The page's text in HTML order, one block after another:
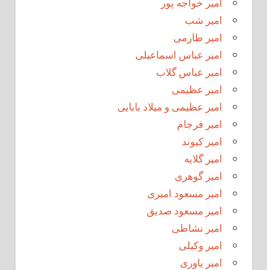
امیر شب
امیر طارمی
امیر عباس اسماعیلی
امیر عباس گلاب
امیر عظیمی
امیر عظیمی و میلاد بابایی
امیر فرجام
امیر کیوند
امیر گلایه
امیر گوهری
امیر مسعود امیری
امیر مسعود صدیق
امیر نشاطی
امیر وکیلی
امیر یاوری